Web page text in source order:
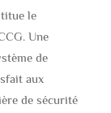
le
Une
de
aux
de sécurité